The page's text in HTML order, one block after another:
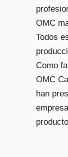
OMC
Todos
Como
OMC
han